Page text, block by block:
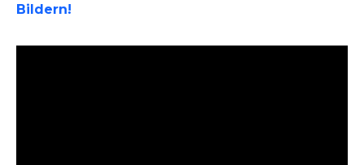
Bildern!